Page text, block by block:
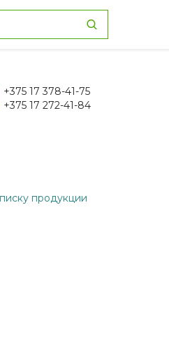
+375 17 378-41-75
+375 17 272-41-84
продукции